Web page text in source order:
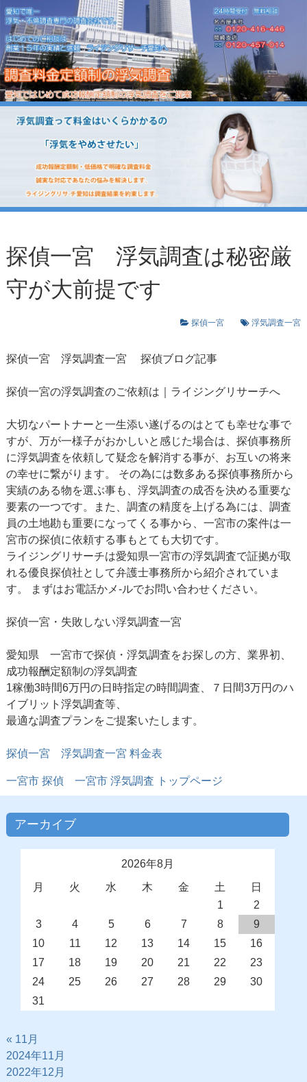
探偵一宮 浮気調査は秘密厳
守が大前提です
探偵一宮 浮気調査一宮
探偵一宮 浮気調査一宮 探偵ブログ記事
探偵一宮の浮気調査のご依頼は｜ライジングリサーチへ
大切なパートナーと一生添い遂げるのはとても幸せな事で
すが、万が一様子がおかしいと感じた場合は、探偵事務所
に浮気調査を依頼して疑念を解消する事が、お互いの将来
の幸せに繋がります。 その為には数多ある探偵事務所から
実績のある物を選ぶ事も、浮気調査の成否を決める重要な
要素の一つです。また、調査の精度を上げる為には、調査
員の土地勘も重要になってくる事から、一宮市の案件は一
宮市の探偵に依頼する事もとても大切です。
ライジングリサーチは愛知県一宮市の浮気調査で証拠が取
れる優良探偵社として弁護士事務所から紹介されていま
す。 まずはお電話かメ-ルでお問い合わせください。
探偵一宮・失敗しない浮気調査一宮
愛知県 一宮市で探偵・浮気調査をお探しの方、業界初、
成功報酬定額制の浮気調査
1稼働3時間6万円の日時指定の時間調査、７日間3万円のハ
イブリット浮気調査等、
最適な調査プランをご提案いたします。
探偵一宮 浮気調査一宮 料金表
一宮市 探偵 一宮市 浮気調査 トップページ
アーカイブ
2026年8月
月
火 水 木 金 土
日
1
2
3
4 5 6 7 8
9
10
11 12 13 14 15
16
17
18 19 20 21 22
23
24
25 26 27 28 29
30
31
« 11月
2024年11月
2022年12月